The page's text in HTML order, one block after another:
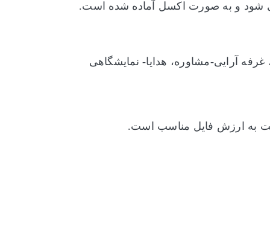
شود و به صورت اکسل آماده شده است.
آرایی-مشاوره، هدایا- نمایشگاهی
به ارزش فایل مناسب است.